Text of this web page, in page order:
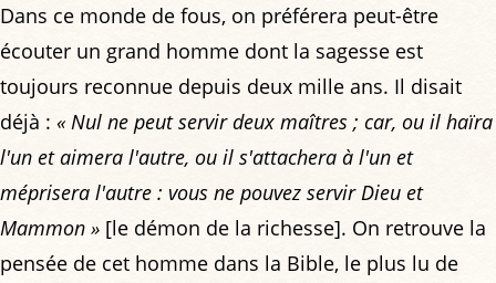
Dans ce monde de fous, on préférera peut-être
écouter un grand homme dont la sagesse est
toujours reconnue depuis deux mille ans. Il disait
déjà : « Nul ne peut servir deux maîtres ; car, ou il haïra
l'un et aimera l'autre, ou il s'attachera à l'un et
méprisera l'autre : vous ne pouvez servir Dieu et
Mammon » [le démon de la richesse]. On retrouve la
pensée de cet homme dans la Bible, le plus lu de